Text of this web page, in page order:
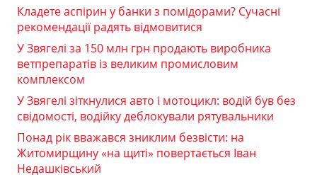
Кладете аспірин у банки з помідорами? Сучасні
рекомендації радять відмовитися
У Звягелі за 150 млн грн продають виробника
ветпрепаратів із великим промисловим
комплексом
У Звягелі зіткнулися авто і мотоцикл: водій був без
свідомості, водійку деблокували рятувальники
Понад рік вважався зниклим безвісти: на
Житомирщину «на щиті» повертається Іван
Недашківський